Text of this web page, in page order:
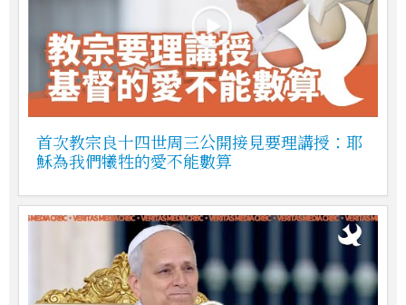
首次教宗良十四世周三公開接見要理講授：耶
穌為我們犧牲的愛不能數算